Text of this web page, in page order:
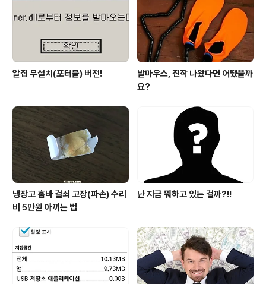
알집 무설치(포터블) 버전!
발마우스, 진작 나왔다면 어땠을까
요?
냉장고 홈바 걸쇠 고장(파손) 수리
비 5만원 아끼는 법
난 지금 뭐하고 있는 걸까?!!